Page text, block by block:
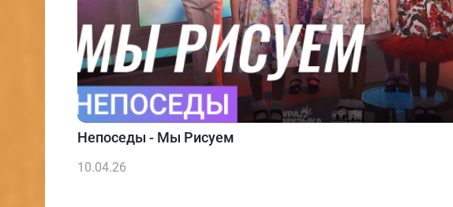
Непоседы - Мы Рисуем
10.04.26